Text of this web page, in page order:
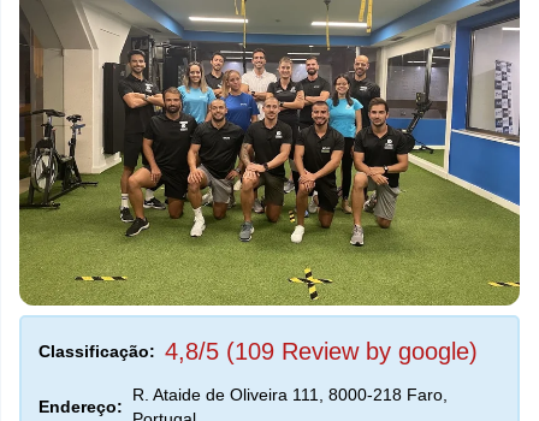
Classificação: 4,8/5 (109 Review by google)
Endereço:
R. Ataide de Oliveira 111, 8000-218 Faro,